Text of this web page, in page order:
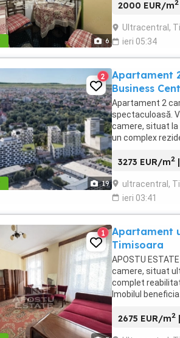
6
2000 EUR/m2
Ultracentral,
ieri 05:34
19
2
Apartament
Business
Apartament 2
spectaculoasă.
camere, situat la
un complex
3273 EUR/m2
ultracentral,
ieri 03:41
1
Apartament
Timisoara
APOSTU
camere, situat
complet
Imobilul
2675 EUR/m2